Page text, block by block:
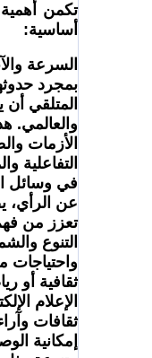
أساسية:
الأزمات
تعزز من
ثقافات